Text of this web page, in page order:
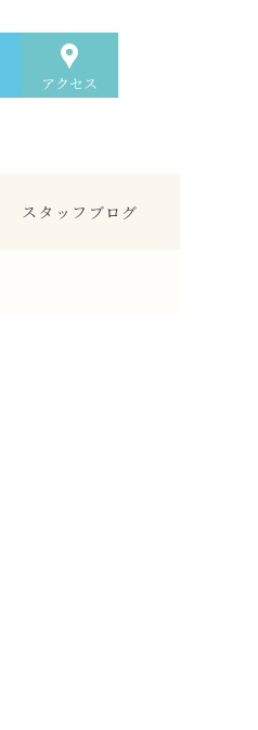
アクセス
スタッフブログ